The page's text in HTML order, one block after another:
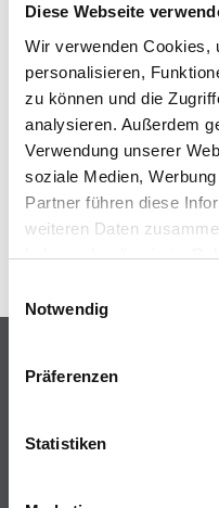
Diese Webseite
Wir verwenden Cookies,
personalisieren,
zu können und die
analysieren. Außerdem
Verwendung unserer
soziale Medien,
Partner führen diese
weiteren Daten
haben oder die sie im
Notwendig
Präferenzen
Statistiken
EIN
IST
Keine Sorge, wir
werden das Problem
Erkunden Sie in der
und lassen
ZURÜCK
Trockenbau